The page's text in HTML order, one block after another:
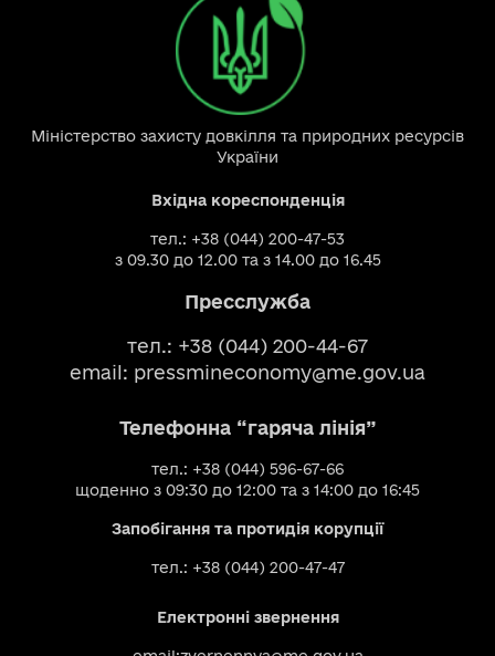
Міністерство захисту довкілля та природних ресурсів
України
Вхідна кореспонденція
тел.: +38 (044) 200-47-53
з 09.30 до 12.00 та з 14.00 до 16.45
Пресслужба
тел.: +38 (044) 200-44-67
email: pressmineconomy@me.gov.ua
Телефонна “гаряча лінія”
тел.: +38 (044) 596-67-66
щоденно з 09:30 до 12:00 та з 14:00 до 16:45
Запобігання та протидія корупції
тел.: +38 (044) 200-47-47
Електронні звернення